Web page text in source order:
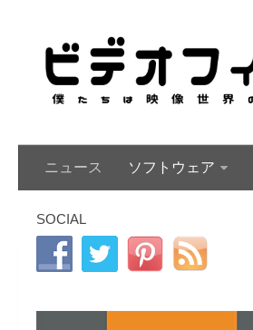
ニュース ソフトウェア
SOCIAL